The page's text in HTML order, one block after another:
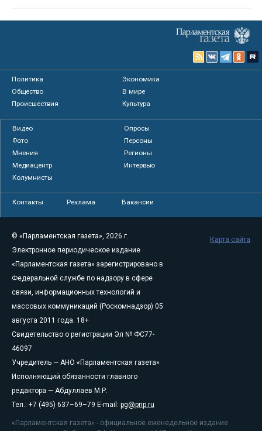
Политика
Экономика
Общество
В мире
Происшествия
Культура
Видео
Опросы
Фото
Персоны
Мнения
Регионы
Медиацентр
Интервью
Колумнисты
Контакты Реклама Вакансии
© «Парламентская газета», 2026 г.
Электронное периодическое издание
«Парламентская газета» зарегистрировано в
Федеральной службе по надзору в сфере
связи, информационных технологий и
массовых коммуникаций (Роскомнадзор) 05
августа 2011 года. 18+
Свидетельство о регистрации Эл № ФС77-
46097
Учредитель — АНО «Парламентская газета»
Исполняющий обязанности главного
редактора — Абдуллаев М.Р.
Тел.: +7 (495) 637–69–79 E-mail: pg@pnp.ru
«Парламентская газета» - официальное еженедельное издание
Карта сайта